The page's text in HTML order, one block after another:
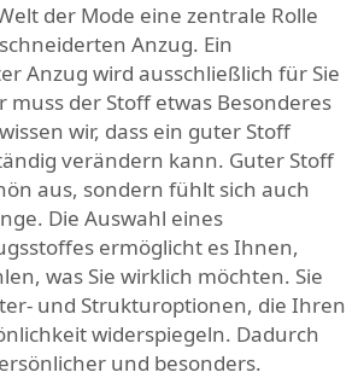
der Mode eine zentrale Rolle
Anzug. Ein
Anzug wird ausschließlich für Sie
der Stoff etwas Besonderes
wir, dass ein guter Stoff
verändern kann. Guter Stoff
aus, sondern fühlt sich auch
Die Auswahl eines
ermöglicht es Ihnen,
was Sie wirklich möchten. Sie
und Strukturoptionen, die Ihren
widerspiegeln. Dadurch
und besonders.